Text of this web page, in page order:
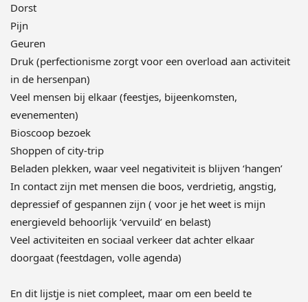
Dorst
Pijn
Geuren
Druk (perfectionisme zorgt voor een overload aan activiteit
in de hersenpan)
Veel mensen bij elkaar (feestjes, bijeenkomsten,
evenementen)
Bioscoop bezoek
Shoppen of city-trip
Beladen plekken, waar veel negativiteit is blijven ‘hangen’
In contact zijn met mensen die boos, verdrietig, angstig,
depressief of gespannen zijn ( voor je het weet is mijn
energieveld behoorlijk ‘vervuild’ en belast)
Veel activiteiten en sociaal verkeer dat achter elkaar
doorgaat (feestdagen, volle agenda)
En dit lijstje is niet compleet, maar om een beeld te